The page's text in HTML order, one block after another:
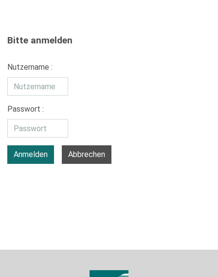
Bitte anmelden
Nutzername :
Passwort :
Anmelden Abbrechen